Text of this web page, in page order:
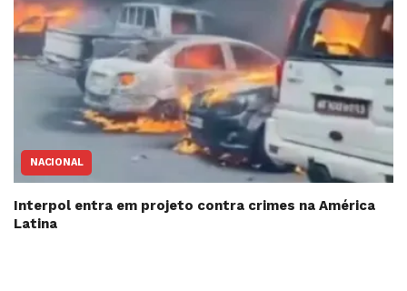
NACIONAL
Interpol entra em projeto contra crimes na América
Latina